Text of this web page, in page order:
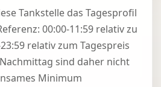
Tankstelle das Tagesprofil
00:00-11:59 relativ zu
relativ zum Tagespreis
sind daher nicht
Minimum